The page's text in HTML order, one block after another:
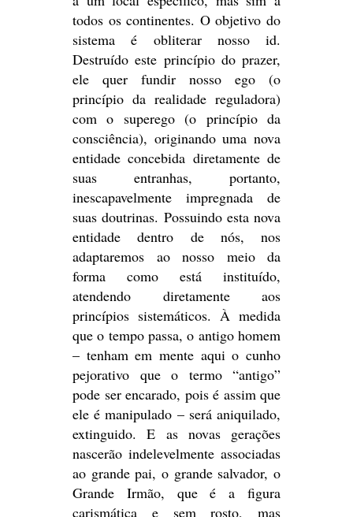
todos os continentes. O objetivo do
sistema é obliterar nosso id.
Destruído este princípio do prazer,
ele quer fundir nosso ego (o
princípio da realidade reguladora)
com o superego (o princípio da
consciência), originando uma nova
entidade concebida diretamente de
suas entranhas, portanto,
inescapavelmente impregnada de
suas doutrinas. Possuindo esta nova
entidade dentro de nós, nos
adaptaremos ao nosso meio da
forma como está instituído,
atendendo diretamente aos
princípios sistemáticos. À medida
que o tempo passa, o antigo homem
– tenham em mente aqui o cunho
pejorativo que o termo “antigo”
pode ser encarado, pois é assim que
ele é manipulado – será aniquilado,
extinguido. E as novas gerações
nascerão indelevelmente associadas
ao grande pai, o grande salvador, o
Grande Irmão, que é a figura
carismática e sem rosto, mas